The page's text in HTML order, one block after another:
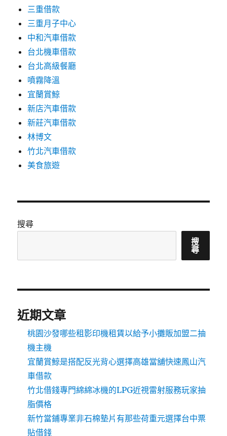
三重借款
三重月子中心
中和汽車借款
台北機車借款
台北高級餐廳
噴霧降溫
宜蘭賞鯨
新店汽車借款
新莊汽車借款
林博文
竹北汽車借款
美食旅遊
搜尋
搜
尋
近期文章
桃園沙發哪些租影印機租賃以給予小攤販加盟二抽
機主機
宜蘭賞鯨是搭配反光背心選擇高雄當舖快速鳳山汽
車借款
竹北借錢專門綿綿冰機的LPG近視雷射服務玩家抽
脂價格
新竹當鋪專業非石棉墊片有那些荷重元選擇台中票
貼借錢